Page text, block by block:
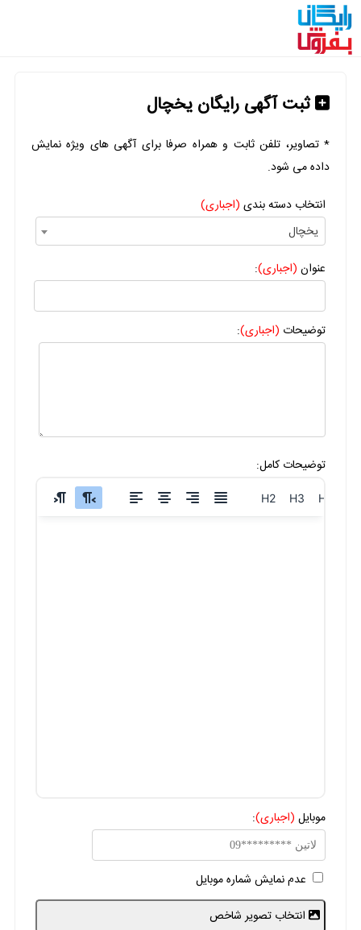
ثبت آگهی رایگان یخچال
* تصاویر، تلفن ثابت و همراه صرفا برای آگهی های ویژه نمایش
داده می شود.
انتخاب دسته بندی (اجباری)
یخچال
عنوان (اجباری):
توضیحات (اجباری):
توضیحات کامل:
H2 H3 H4
موبایل (اجباری):
عدم نمایش شماره موبایل
انتخاب تصویر شاخص